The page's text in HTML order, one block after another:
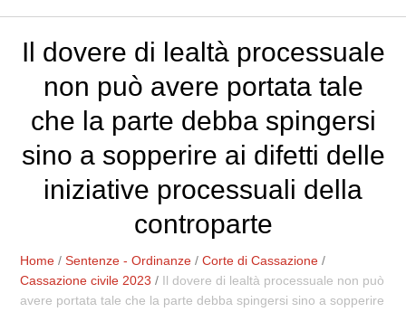
Il dovere di lealtà processuale
non può avere portata tale
che la parte debba spingersi
sino a sopperire ai difetti delle
iniziative processuali della
controparte
Home /Sentenze - Ordinanze /Corte di Cassazione /
Cassazione civile 2023 / Il dovere di lealtà processuale non può
avere portata tale che la parte debba spingersi sino a sopperire